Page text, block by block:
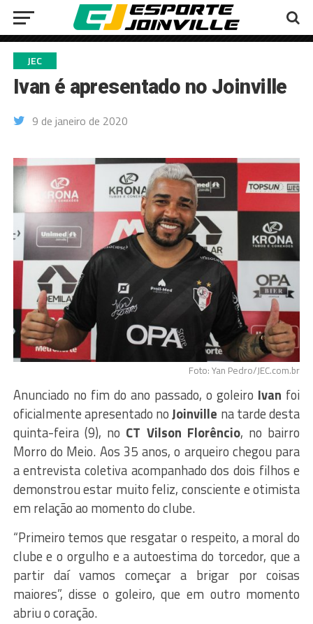
JEC
Ivan é apresentado no Joinville
9 de janeiro de 2020
Foto: Yan Pedro/JEC.com.br
Anunciado no fim do ano passado, o goleiro Ivan foi
oficialmente apresentado noJoinville na tarde desta
quinta-feira (9), no CT Vilson Florêncio, no bairro
Morro do Meio. Aos 35 anos, o arqueiro chegou para
a entrevista coletiva acompanhado dos dois filhos e
demonstrou estar muito feliz, consciente e otimista
em relação ao momento do clube.
“Primeiro temos que resgatar o respeito, a moral do
clube e o orgulho e a autoestima do torcedor, que a
partir daí vamos começar a brigar por coisas
maiores”, disse o goleiro, que em outro momento
abriu o coração.